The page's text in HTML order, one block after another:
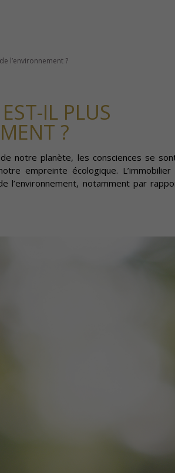
l’environnement ?
IL PLUS
?
notre planète, les consciences se
empreinte écologique.
notamment par